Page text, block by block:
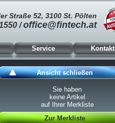
Straße 52, 3100 St. Pölten
/office@fintech.at
Service Kontakt
Ansicht schließen
Sie haben
keine Artikel
auf Ihrer Merkliste
Zur Merkliste